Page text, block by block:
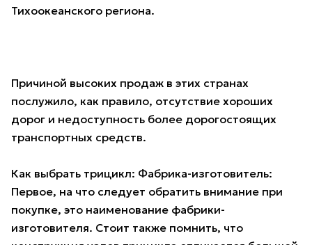
Тихоокеанского региона.
Причиной высоких продаж в этих странах
послужило, как правило, отсутствие хороших
дорог и недоступность более дорогостоящих
транспортных средств.
Как выбрать трицикл: Фабрика-изготовитель:
Первое, на что следует обратить внимание при
покупке, это наименование фабрики-
изготовителя. Стоит также помнить, что